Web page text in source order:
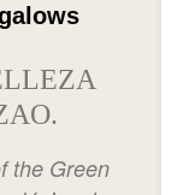
the Green